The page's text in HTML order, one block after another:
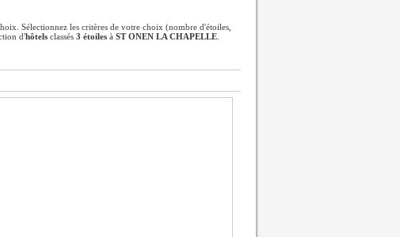
Sélectionnez les critères de votre choix (nombre d'étoiles,
d'hôtels classés 3 étoiles à ST ONEN LA CHAPELLE